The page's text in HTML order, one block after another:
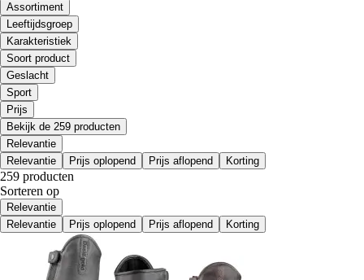
Assortiment
Leeftijdsgroep
Karakteristiek
Soort product
Geslacht
Sport
Prijs
Bekijk de 259 producten
Relevantie
Relevantie
Prijs oplopend Prijs aflopend Korting
259 producten
Sorteren op
Relevantie
Relevantie
Prijs oplopend Prijs aflopend Korting